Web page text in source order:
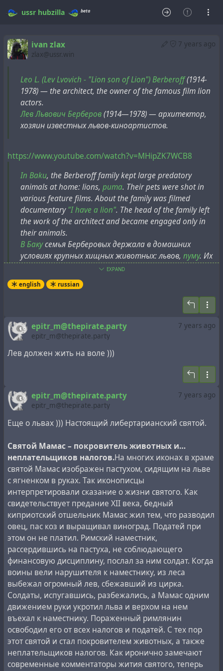
ussr hubzilla beta
7 years ago
ivan zlax
zlax@ussr.win
Leo L. (Lev Lvovich - "Lion son of Lion") Berberoff(1914-
1978) — the architect, the owner of the famous film lion
actors.
Лев Львович Берберов(1914—1978) — архитектор,
хозяин известных львов-киноартистов.
https://www.youtube.com/watch?v=MHipZK7WCB8
In Baku, the Berberoff family kept large predatory
animals at home: lions,puma. Their pets were shot in
various feature films. About the family was filmed
documentary"I have a lion". The head of the family left
the work of the architect and became engaged only in
their animals.
В Бакусемья Берберовых держала в домашних
условиях крупных хищных животных: львов,пуму. Их
питомцы снимались в различных художественных
фильмах. О семье была снята киноповесть
есть лев». Глава семьи оставил работу
архитектора и стал заниматься только своими
In 1973, the young lion King I was shot by the young
militiaman Alexander Gurov.
В 1973 году льва Кинга I застрелил молодой
милиционер Александр Гуров.
EXPAND
english russian
7 years ago
epitr_m@thepirate.party
epitr_m@thepirate.party
Лев должен жить на воле )))
7 years ago
epitr_m@thepirate.party
epitr_m@thepirate.party
Еще о львах ))) Настоящий либертарианский святой.
Святой Мамас – покровитель животных и…
неплательщиков налогов.На многих иконах в храме
святой Мамас изображен пастухом, сидящим на льве
с ягненком в руках. Так иконописцы
интерпретировали сказание о жизни святого. Как
свидетельствует предание XII века, бедный
киприотский отшельник Мамас жил тем, что разводил
овец, пас коз и выращивал виноград. Податей при
этом он не платил. Римский наместник,
рассердившись на пастуха, не соблюдающего
финансовую дисциплину, послал за ним солдат. Когда
воины вели нарушителя к наместнику, из леса
выбежал огромный лев, сбежавший из цирка.
Солдаты, испугавшись, разбежались, а Мамас одним
движением руки укротил льва и верхом на нем
въехал к наместнику. Пораженный римлянин
освободил его от всех налогов и податей. С тех пор
этот святой и стал покровителем животных, а также
неплательщиков налогов. Как иронично замечают
современные комментаторы жития святого, теперь